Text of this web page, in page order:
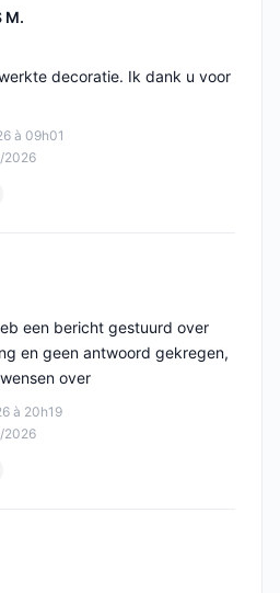
M.
5
à 09h01
2026
decoratie. Ik dank u voor
5
à 20h19
2026
een bericht gestuurd over
en geen antwoord gekregen,
over
5